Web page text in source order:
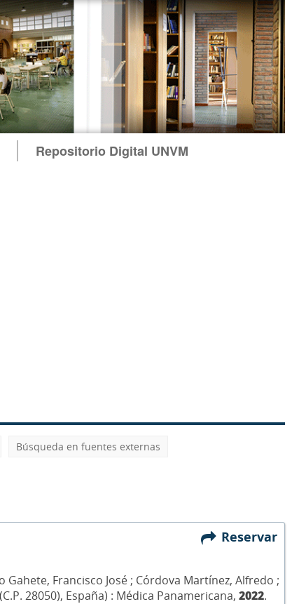
Repositorio Digital UNVM
Búsqueda en fuentes externas
Reservar
Francisco José ; Córdova Martínez, Alfredo ;
28050), España) : Médica Panamericana, 2022.